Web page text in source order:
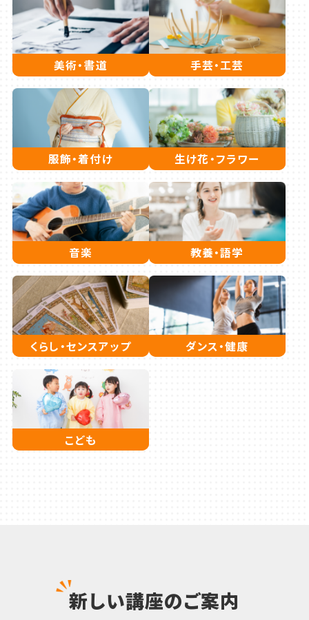
美術・書道 手芸・工芸
服飾・着付け 生け花・フラワー
音楽 教養・語学
くらし・センスアップ ダンス・健康
こども
新しい講座のご案内